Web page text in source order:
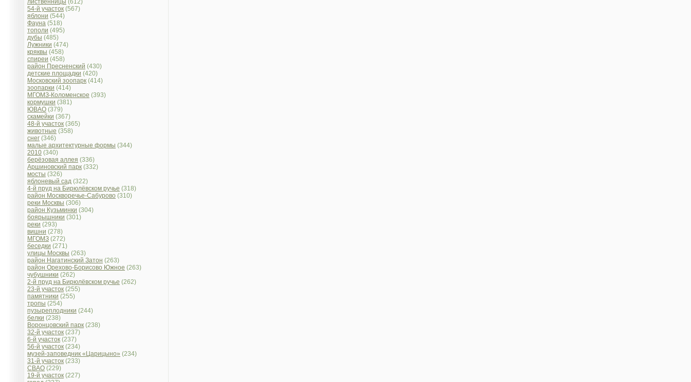
лиственницы (612)
54-й участок (567)
яблони (544)
Фауна (518)
тополи (495)
дубы (485)
Лужники (474)
кряквы (458)
спиреи (458)
район Пресненский (430)
детские площадки (420)
Московский зоопарк (414)
зоопарки (414)
МГОМЗ-Коломенское (393)
кормушки (381)
ЮВАО (379)
скамейки (367)
48-й участок (365)
животные (358)
снег (346)
малые архитектурные формы (344)
2010 (340)
берёзовая аллея (336)
Аршиновский парк (332)
мосты (326)
яблоневый сад (322)
4-й пруд на Бирюлёвском ручье (318)
район Москворечье-Сабурово (310)
реки Москвы (306)
район Кузьминки (304)
боярышники (301)
реки (293)
вишни (278)
МГОМЗ (272)
беседки (271)
улицы Москвы (263)
район Нагатинский Затон (263)
район Орехово-Борисово Южное (263)
чубушники (262)
2-й пруд на Бирюлёвском ручье (262)
23-й участок (255)
памятники (255)
тропы (254)
пузыреплодники (244)
белки (238)
Воронцовский парк (238)
32-й участок (237)
6-й участок (237)
56-й участок (234)
музей-заповедник «Царицыно» (234)
31-й участок (233)
СВАО (229)
19-й участок (227)